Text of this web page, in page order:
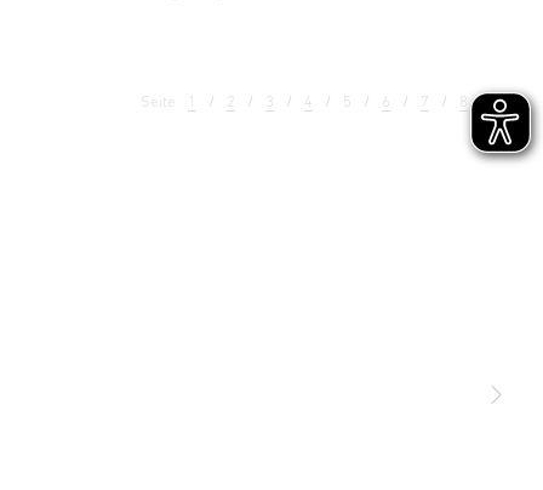
Seite 1 2 3 4 5 6 7 8 9